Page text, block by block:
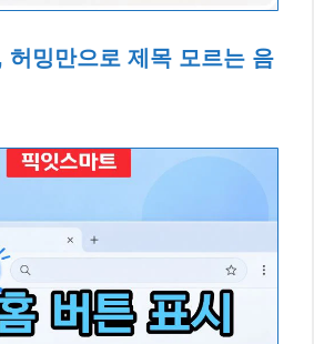
허밍만으로 제목 모르는 음